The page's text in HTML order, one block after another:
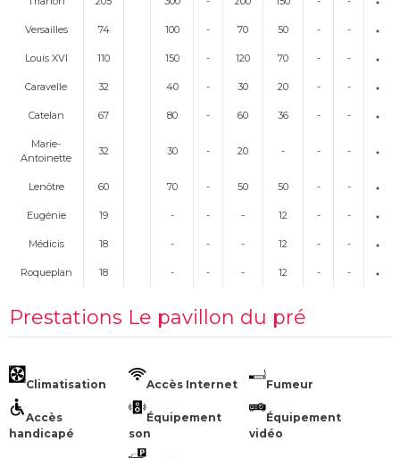
Versailles 74 100 - 70 50 - -
Louis XVI 110 150 - 120 70 - -
Caravelle 32 40 - 30 20 - -
Catelan 67 80 - 60 36 - -
Marie-
Antoinette
32 30 - 20 - - -
Lenôtre 60 70 - 50 50 - -
Eugénie 19 - - - 12 - -
Médicis 18 - - - 12 - -
Roqueplan 18 - - - 12 - -
Prestations Le pavillon du pré
Climatisation Accès Internet Fumeur
Accès
handicapé
Équipement
son
Équipement
vidéo